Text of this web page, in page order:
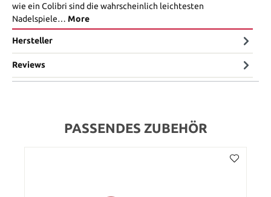
wie ein Colibri sind die wahrscheinlich leichtesten
Nadelspiele… More
Hersteller
Reviews
PASSENDES ZUBEHÖR